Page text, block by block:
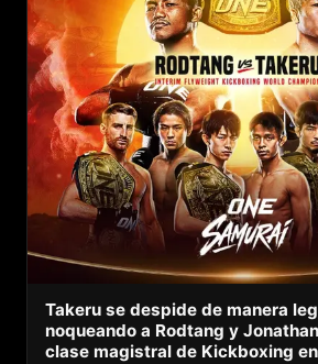
Takeru se despide de manera
noqueando a Rodtang y
clase magistral de Kickboxing en